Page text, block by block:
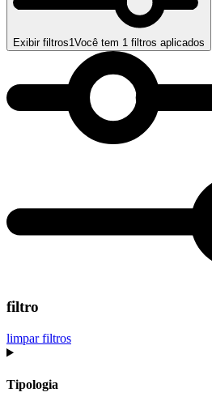
Exibir filtros1Você tem 1 filtros aplicados
filtro
limpar filtros
Tipologia